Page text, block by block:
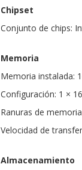
Chipset
Conjunto de chips:
Memoria
Memoria instalada:
Configuración: 1 ×
Ranuras de
Velocidad de
Almacenamiento